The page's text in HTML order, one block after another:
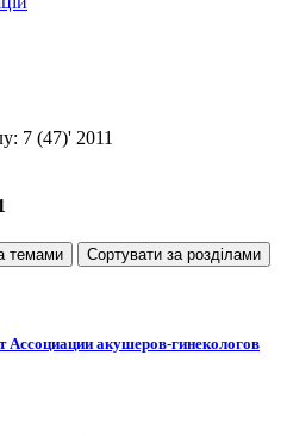
7 (47)' 2011
темами Сортувати за розділами
Ассоциации акушеров-гинекологов